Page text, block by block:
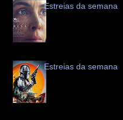
Estreias da semana
Estreias da semana